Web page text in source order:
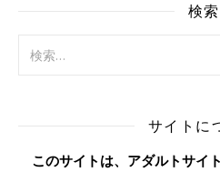
検索
サイトに
このサイトは、アダルトサイ